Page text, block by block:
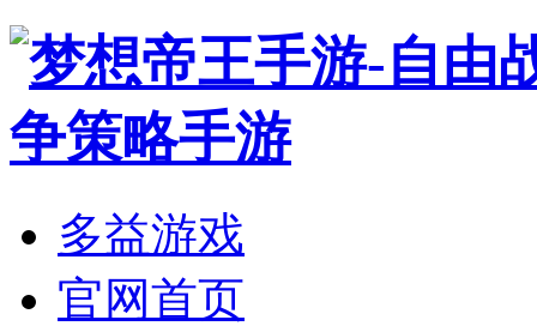
多益游戏
官网首页